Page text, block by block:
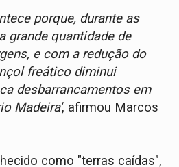
porque, durante as
grande quantidade de
e com a redução do
freático diminui
desbarrancamentos em
Madeira', afirmou Marcos
como "terras caídas",